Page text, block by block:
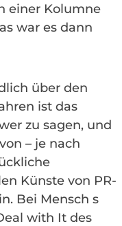
einer Kolumne
war es dann
über den
ist das
zu sagen, und
– je nach
Künste von PR-
Bei Mensch s
with It des